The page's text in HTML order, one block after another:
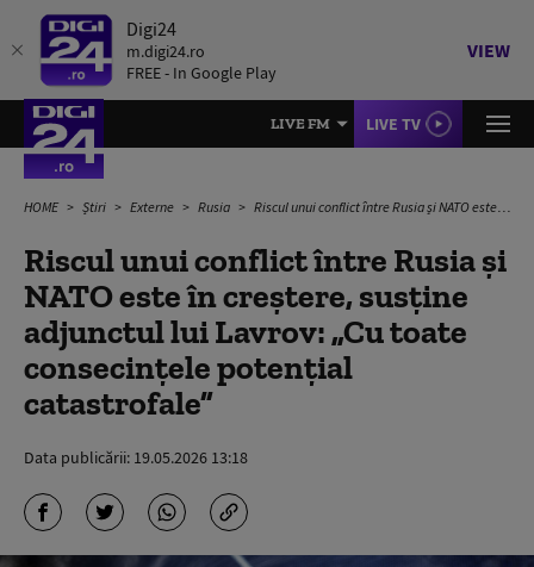
Digi24
m.digi24.ro
FREE - In Google Play
VIEW
LIVE FM LIVE TV
HOME Știri Externe Rusia Riscul unui conflict între Rusia și NATO este în creștere, susține adjunctul lui Lavrov: „Cu toate consecințele potențial catastrofale”
Riscul unui conflict între Rusia și
NATO este în creștere, susține
adjunctul lui Lavrov: „Cu toate
consecințele potențial
catastrofale”
Data publicării: 19.05.2026 13:18